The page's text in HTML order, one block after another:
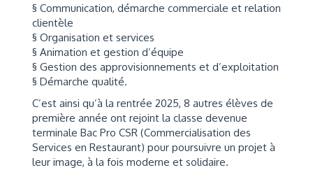
§ Communication, démarche commerciale et relation
clientèle
§ Organisation et services
§ Animation et gestion d’équipe
§ Gestion des approvisionnements et d’exploitation
§ Démarche qualité.
C’est ainsi qu’à la rentrée 2025, 8 autres élèves de
première année ont rejoint la classe devenue
terminale Bac Pro CSR (Commercialisation des
Services en Restaurant) pour poursuivre un projet à
leur image, à la fois moderne et solidaire.